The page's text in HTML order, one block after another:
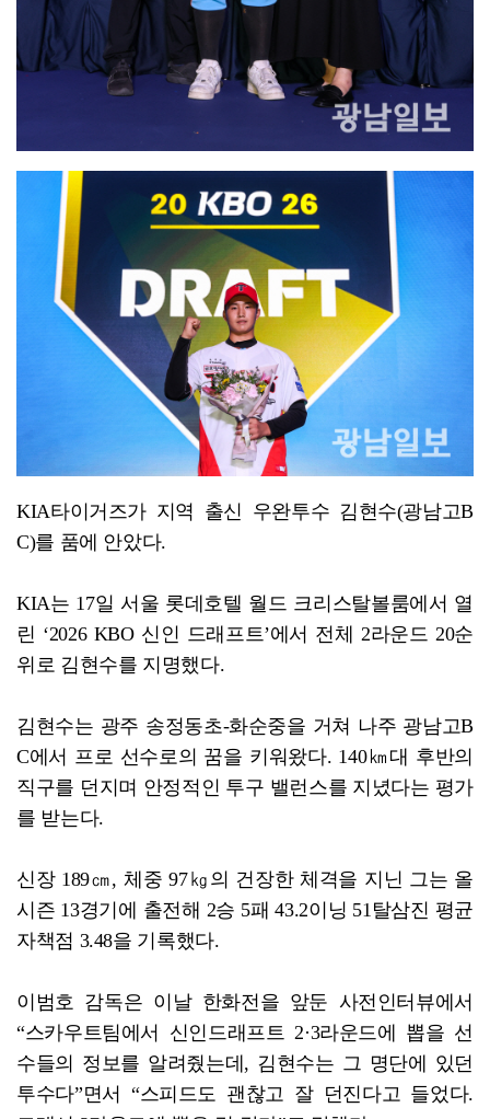
KIA타이거즈가 지역 출신 우완투수 김현수(광남고B
C)를 품에 안았다.
KIA는 17일 서울 롯데호텔 월드 크리스탈볼룸에서 열
린 ‘2026 KBO 신인 드래프트’에서 전체 2라운드 20순
위로 김현수를 지명했다.
김현수는 광주 송정동초-화순중을 거쳐 나주 광남고B
C에서 프로 선수로의 꿈을 키워왔다. 140㎞대 후반의
직구를 던지며 안정적인 투구 밸런스를 지녔다는 평가
를 받는다.
신장 189㎝, 체중 97㎏의 건장한 체격을 지닌 그는 올
시즌 13경기에 출전해 2승 5패 43.2이닝 51탈삼진 평균
자책점 3.48을 기록했다.
이범호 감독은 이날 한화전을 앞둔 사전인터뷰에서
“스카우트팀에서 신인드래프트 2·3라운드에 뽑을 선
수들의 정보를 알려줬는데, 김현수는 그 명단에 있던
투수다”면서 “스피드도 괜찮고 잘 던진다고 들었다.